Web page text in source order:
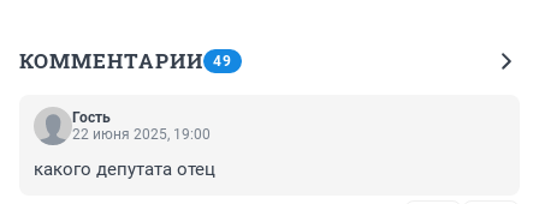
КОММЕНТАРИИ 49
Гость
22 июня 2025, 19:00
какого депутата отец